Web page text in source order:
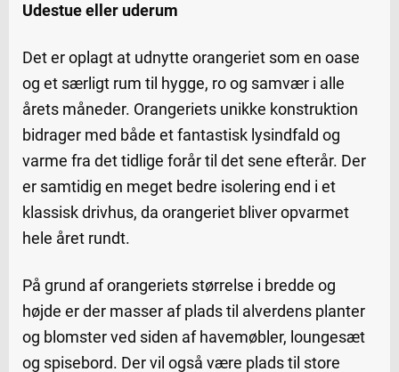
Udestue eller uderum
Det er oplagt at udnytte orangeriet som en oase
og et særligt rum til hygge, ro og samvær i alle
årets måneder. Orangeriets unikke konstruktion
bidrager med både et fantastisk lysindfald og
varme fra det tidlige forår til det sene efterår. Der
er samtidig en meget bedre isolering end i et
klassisk drivhus, da orangeriet bliver opvarmet
hele året rundt.
På grund af orangeriets størrelse i bredde og
højde er der masser af plads til alverdens planter
og blomster ved siden af havemøbler, loungesæt
og spisebord. Der vil også være plads til store